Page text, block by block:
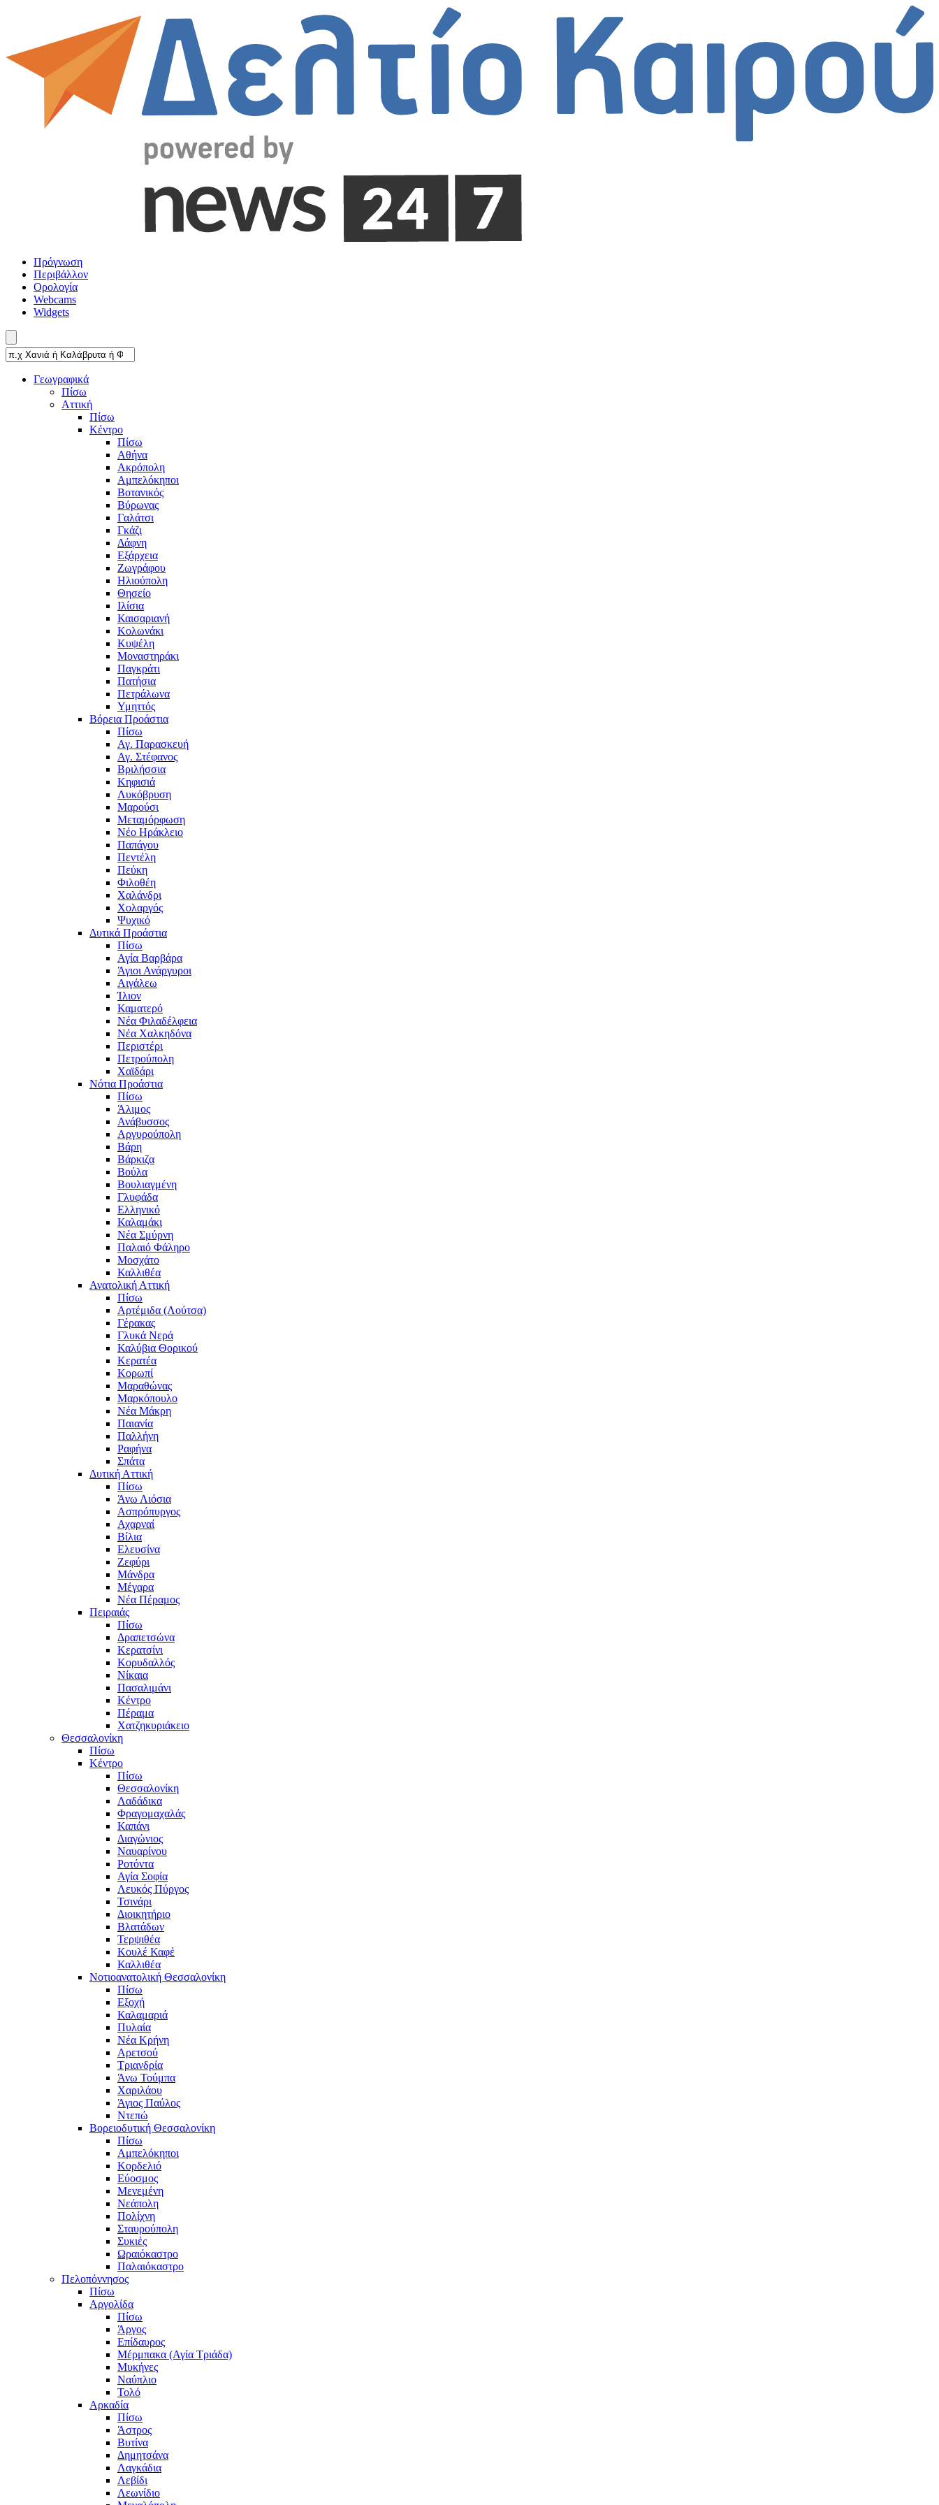
Πρόγνωση
Περιβάλλον
Ορολογία
Webcams
Widgets
Γεωγραφικά
Πίσω
Αττική
Πίσω
Κέντρο
Πίσω
Αθήνα
Ακρόπολη
Αμπελόκηποι
Βοτανικός
Βύρωνας
Γαλάτσι
Γκάζι
Δάφνη
Εξάρχεια
Ζωγράφου
Ηλιούπολη
Θησείο
Ιλίσια
Καισαριανή
Κολωνάκι
Κυψέλη
Μοναστηράκι
Παγκράτι
Πατήσια
Πετράλωνα
Υμηττός
Βόρεια Προάστια
Πίσω
Αγ. Παρασκευή
Αγ. Στέφανος
Βριλήσσια
Κηφισιά
Λυκόβρυση
Μαρούσι
Μεταμόρφωση
Νέο Ηράκλειο
Παπάγου
Πεντέλη
Πεύκη
Φιλοθέη
Χαλάνδρι
Χολαργός
Ψυχικό
Δυτικά Προάστια
Πίσω
Αγία Βαρβάρα
Άγιοι Ανάργυροι
Αιγάλεω
Ίλιον
Καματερό
Νέα Φιλαδέλφεια
Νέα Χαλκηδόνα
Περιστέρι
Πετρούπολη
Χαϊδάρι
Νότια Προάστια
Πίσω
Άλιμος
Ανάβυσσος
Αργυρούπολη
Βάρη
Βάρκιζα
Βούλα
Βουλιαγμένη
Γλυφάδα
Ελληνικό
Καλαμάκι
Νέα Σμύρνη
Παλαιό Φάληρο
Μοσχάτο
Καλλιθέα
Ανατολική Αττική
Πίσω
Αρτέμιδα (Λούτσα)
Γέρακας
Γλυκά Νερά
Καλύβια Θορικού
Κερατέα
Κορωπί
Μαραθώνας
Μαρκόπουλο
Νέα Μάκρη
Παιανία
Παλλήνη
Ραφήνα
Σπάτα
Δυτική Αττική
Πίσω
Άνω Λιόσια
Ασπρόπυργος
Αχαρναί
Βίλια
Ελευσίνα
Ζεφύρι
Μάνδρα
Μέγαρα
Νέα Πέραμος
Πειραιάς
Πίσω
Δραπετσώνα
Κερατσίνι
Κορυδαλλός
Νίκαια
Πασαλιμάνι
Κέντρο
Πέραμα
Χατζηκυριάκειο
Θεσσαλονίκη
Πίσω
Κέντρο
Πίσω
Θεσσαλονίκη
Λαδάδικα
Φραγομαχαλάς
Καπάνι
Διαγώνιος
Ναυαρίνου
Ροτόντα
Αγία Σοφία
Λευκός Πύργος
Τσινάρι
Διοικητήριο
Βλατάδων
Τερψιθέα
Κουλέ Καφέ
Καλλιθέα
Νοτιοανατολική Θεσσαλονίκη
Πίσω
Εξοχή
Καλαμαριά
Πυλαία
Νέα Κρήνη
Αρετσού
Τριανδρία
Άνω Τούμπα
Χαριλάου
Άγιος Παύλος
Ντεπώ
Βορειοδυτική Θεσσαλονίκη
Πίσω
Αμπελόκηποι
Κορδελιό
Εύοσμος
Μενεμένη
Νεάπολη
Πολίχνη
Σταυρούπολη
Συκιές
Ωραιόκαστρο
Παλαιόκαστρο
Πελοπόννησος
Πίσω
Αργολίδα
Πίσω
Άργος
Επίδαυρος
Μέρμπακα (Αγία Τριάδα)
Μυκήνες
Ναύπλιο
Τολό
Αρκαδία
Πίσω
Άστρος
Βυτίνα
Δημητσάνα
Λαγκάδια
Λεβίδι
Λεωνίδιο